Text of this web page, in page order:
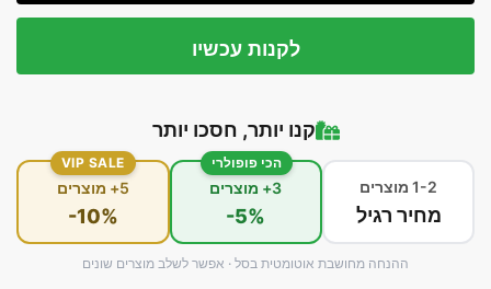
לקנות עכשיו
קנו יותר, חסכו יותר
1-2 מוצרים
מחיר רגיל
הכי פופולרי
3+ מוצרים
-5%
VIP SALE
5+ מוצרים
-10%
ההנחה מחושבת אוטומטית בסל · אפשר לשלב מוצרים שונים